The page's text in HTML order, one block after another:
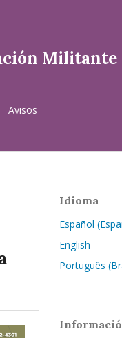
Militante
Avisos
Idioma
Español
English
Português